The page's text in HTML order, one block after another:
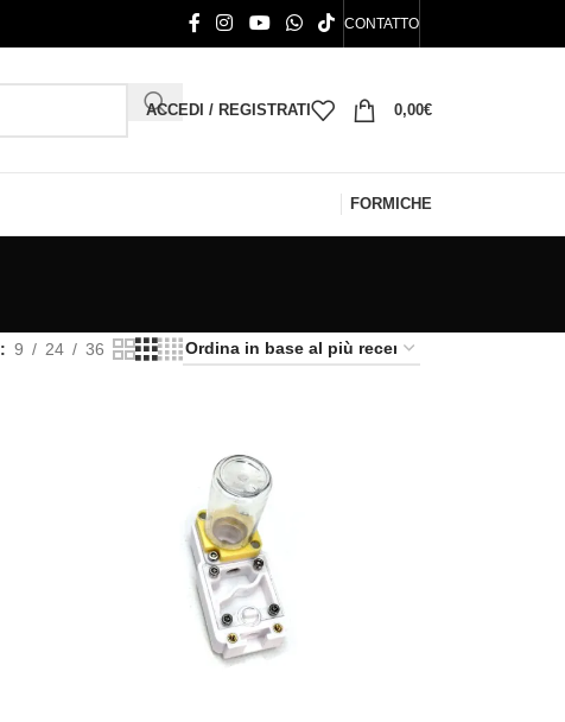
CONTATTO
ACCEDI / REGISTRATI 0,00€
FORMICHE
9 24 36